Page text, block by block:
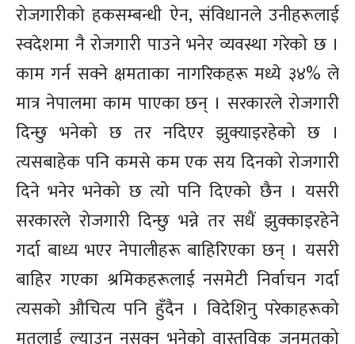
रोजगारीको हकसम्बन्धी ऐन, संविधानले उनीहरूलाई
स्वदेशमा नै रोजगारी पाउने भनेर व्यवस्था गरेको छ ।
काम गर्न सक्ने क्षमताका नागरिकहरू मध्ये ३४% ले
मात्र नेपालमा काम पाएका छन् । सरकारले रोजगारी
दिन्छु भनेको छ तर नदिएर झुक्याइरहेको छ ।
त्यसबाहेक पनि कमसे कम एक सय दिनको रोजगारी
दिने भनेर भनेको छ त्यो पनि दिएको छैन । यसरी
सरकारले रोजगारी दिन्छु भन्ने तर सधैं झुक्काइरहेने
गर्दा बाध्य भएर नेपालीहरू बाहिरिएका छन् । यसरी
बाहिर गएका श्रमिकहरूलाई नसमेटी निर्वाचन गर्दा
त्यसको औचित्य पनि हुँदैन । विदेशिनु परेकाहरूको